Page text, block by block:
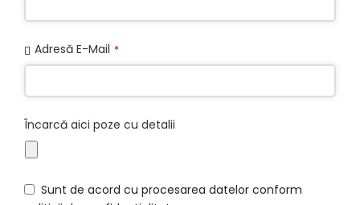
Adresă E-Mail *
Încarcă aici poze cu detalii
Sunt de acord cu procesarea datelor conform